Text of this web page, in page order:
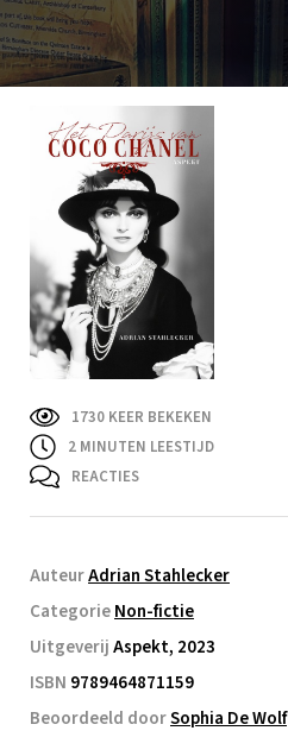
1730 KEER BEKEKEN
2 MINUTEN LEESTIJD
REACTIES
AuteurAdrian Stahlecker
CategorieNon-fictie
UitgeverijAspekt, 2023
ISBN 9789464871159
Beoordeeld doorSophia De Wolf